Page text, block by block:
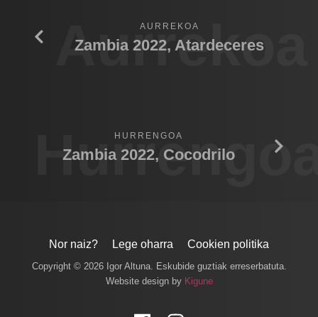
Aurrekoa
AURREKOA
Zambia 2022, Atardeceres
HURRENGOA
Zambia 2022, Cocodrilo
Nor naiz? Lege oharra Cookien politika
Copyright © 2026 Igor Altuna. Eskubide guztiak erreserbatuta.
Website design by Kigune